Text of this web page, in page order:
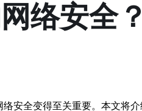
络安全？
安全变得至关重要。本文将